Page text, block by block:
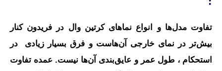
تفاوت مدل‌ها و انواع نماهای کرتین وال در فریدون کنار
بیش‌تر در نمای خارجی آن‌هاست و فرق بسیار زیادی در
استحکام ، طول عمر و عایق‌بندی آن‌ها نیست. عمده تفاوت